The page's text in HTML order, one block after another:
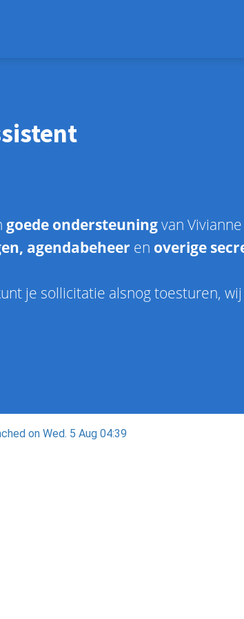
goede ondersteuningvan
agendabeheer en overige
je sollicitatie alsnog toesturen,
on Wed. 5 Aug 04:39